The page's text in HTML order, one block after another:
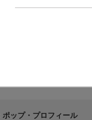
ップ・プロフィール